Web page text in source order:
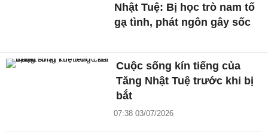
Nhật Tuệ: Bị học trò nam tố
gạ tình, phát ngôn gây sốc
Cuộc sống kín tiếng của
Tăng Nhật Tuệ trước khi bị
bắt
07:38 03/07/2026